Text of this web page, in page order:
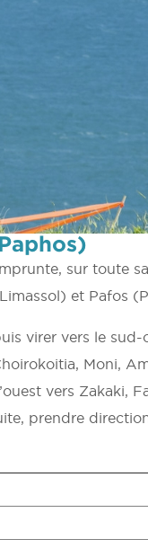
sur toute
et Pafos
virer vers le sud-
Moni,
vers Zakaki,
prendre